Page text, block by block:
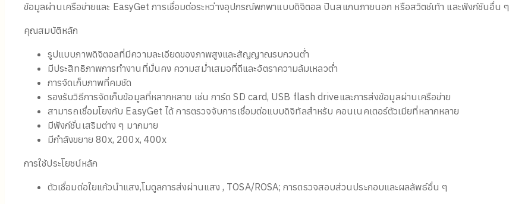
ข้อมูลผ่านเครือข่ายและ EasyGet การเชื่อมต่อระหว่างอุปกรณ์พกพาแบบดิจิตอล ปืนสแกนภายนอก หรือสวิตช์เท้า และฟังก์ชันอื่น ๆ
คุณสมบัติหลัก
รูปแบบภาพดิจิตอลที่มีความละเอียดของภาพสูงและสัญญาณรบกวนต่ำ
มีประสิทธิภาพการทำงานที่มั่นคง ความสม่ำเสมอที่ดีและอัตราความล้มเหลวต่ำ
การจัดเก็บภาพที่คมชัด
รองรับวิธีการจัดเก็บข้อมูลที่หลากหลาย เช่น การ์ด SD card, USB flash driveและการส่งข้อมูลผ่านเครือข่าย
สามารถเชื่อมโยงกับ EasyGet ได้ การตรวจจับการเชื่อมต่อแบบดิจิทัลสำหรับ คอนเนคเตอร์ตัวเมียที่หลากหลาย
มีฟังก์ชั่นเสริมต่าง ๆ มากมาย
มีกำลังขยาย 80x, 200x, 400x
การใช้ประโยชน์หลัก
ตัวเชื่อมต่อใยแก้วนำแสง,โมดูลการส่งผ่านแสง , TOSA/ROSA; การตรวจสอบส่วนประกอบและผลลัพธ์อื่น ๆ